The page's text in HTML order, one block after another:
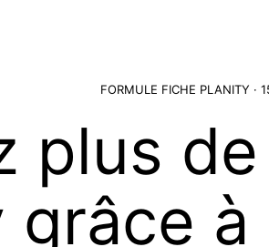
FORMULE FICHE PLANITY ·
plus
grâce